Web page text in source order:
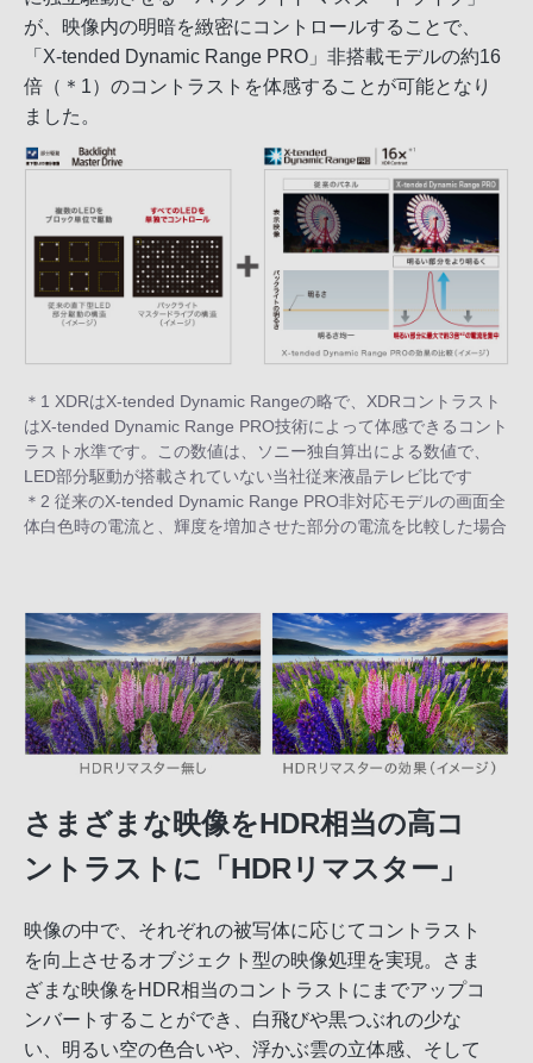
が、映像内の明暗を緻密にコントロールすることで、
「X-tended Dynamic Range PRO」非搭載モデルの約16
倍（＊1）のコントラストを体感することが可能となり
ました。
＊1 XDRはX-tended Dynamic Rangeの略で、XDRコントラスト
はX-tended Dynamic Range PRO技術によって体感できるコント
ラスト水準です。この数値は、ソニー独自算出による数値で、
LED部分駆動が搭載されていない当社従来液晶テレビ比です
＊2 従来のX-tended Dynamic Range PRO非対応モデルの画面全
体白色時の電流と、輝度を増加させた部分の電流を比較した場合
さまざまな映像をHDR相当の高コ
ントラストに「HDRリマスター」
映像の中で、それぞれの被写体に応じてコントラスト
を向上させるオブジェクト型の映像処理を実現。さま
ざまな映像をHDR相当のコントラストにまでアップコ
ンバートすることができ、白飛びや黒つぶれの少な
い、明るい空の色合いや、浮かぶ雲の立体感、そして